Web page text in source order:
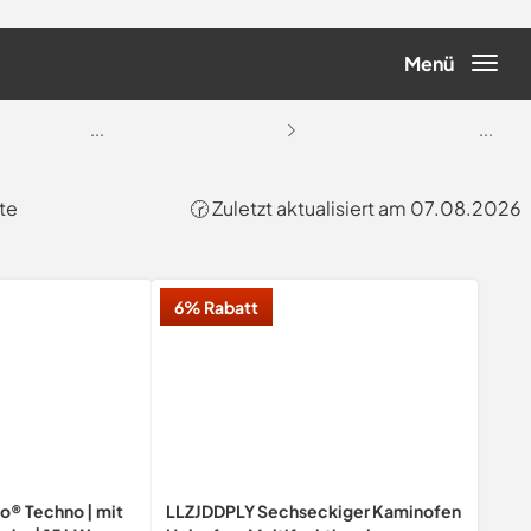
Menü
... ...
🕝 Zuletzt aktualisiert am 07.08.2026
Techno | mit
6% Rabatt
LLZJDDPLY Sechseckiger Kaminofen